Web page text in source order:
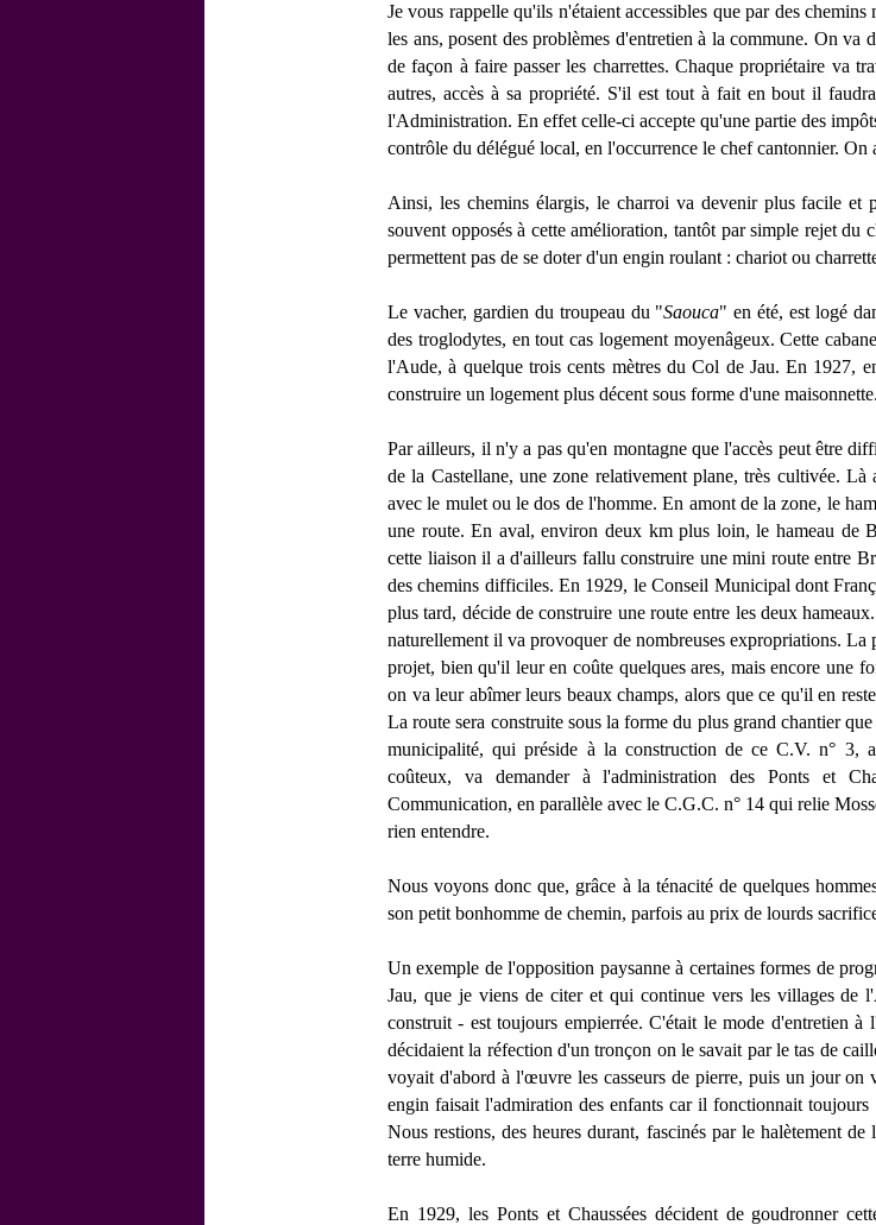
Je vous rappelle qu'ils n'étaient accessibles que par des
les ans, posent des problèmes d'entretien à la commune. On va
de façon à faire passer les charrettes. Chaque propriétaire va
autres, accès à sa propriété. S'il est tout à fait en bout il
l'Administration. En effet celle-ci accepte qu'une partie des
contrôle du délégué local, en l'occurrence le chef cantonnier. On
Ainsi, les chemins élargis, le charroi va devenir plus facile et
souvent opposés à cette amélioration, tantôt par simple rejet du
permettent pas de se doter d'un engin roulant : chariot ou
Le vacher, gardien du troupeau du "Saouca" en été, est logé
des troglodytes, en tout cas logement moyenâgeux. Cette
l'Aude, à quelque trois cents mètres du Col de Jau. En 1927,
construire un logement plus décent sous forme d'une
Par ailleurs, il n'y a pas qu'en montagne que l'accès peut être
de la Castellane, une zone relativement plane, très cultivée. Là
avec le mulet ou le dos de l'homme. En amont de la zone, le
une route. En aval, environ deux km plus loin, le hameau de
cette liaison il a d'ailleurs fallu construire une mini route entre
des chemins difficiles. En 1929, le Conseil Municipal dont
plus tard, décide de construire une route entre les deux
naturellement il va provoquer de nombreuses expropriations. La
projet, bien qu'il leur en coûte quelques ares, mais encore une
on va leur abîmer leurs beaux champs, alors que ce qu'il en
La route sera construite sous la forme du plus grand chantier
municipalité, qui préside à la construction de ce C.V. n° 3,
coûteux, va demander à l'administration des Ponts et
Communication, en parallèle avec le C.G.C. n° 14 qui relie
rien entendre.
Nous voyons donc que, grâce à la ténacité de quelques
son petit bonhomme de chemin, parfois au prix de lourds
Un exemple de l'opposition paysanne à certaines formes de
Jau, que je viens de citer et qui continue vers les villages de
construit - est toujours empierrée. C'était le mode d'entretien à
décidaient la réfection d'un tronçon on le savait par le tas de
voyait d'abord à l'œuvre les casseurs de pierre, puis un jour
engin faisait l'admiration des enfants car il fonctionnait
Nous restions, des heures durant, fascinés par le halètement
terre humide.
En 1929, les Ponts et Chaussées décident de goudronner